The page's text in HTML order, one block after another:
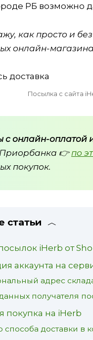
РБ возможно
как просто и
онлайн-
Посылка с сайта
с онлайн-оплатой
Приорбанка 👉 по
покупок.
статьи
iHerb от
аккаунта на
адрес
получателя
покупка на iHerb
способа доставки в